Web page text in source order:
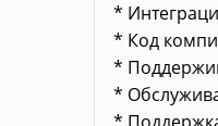
*
* Код
*
*